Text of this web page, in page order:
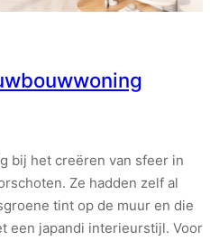
bij het creëren van sfeer in
Ze hadden zelf al
tint op de muur en die
een japandi interieurstijl. Voor